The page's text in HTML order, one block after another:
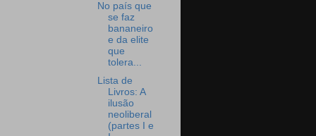
No país que
se faz
bananeiro
e da elite
que
tolera...
Lista de
Livros: A
ilusão
neoliberal
(partes I e